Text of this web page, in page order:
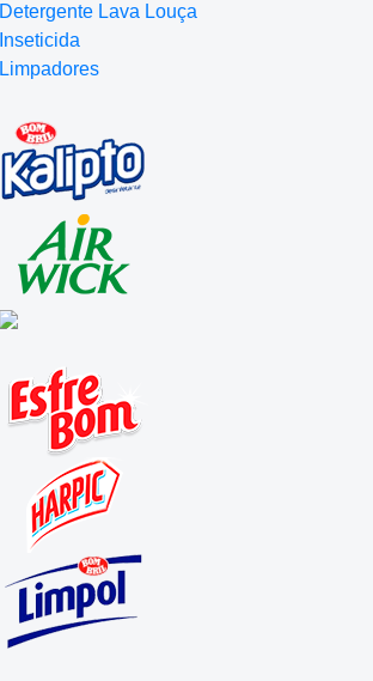
Detergente Lava Louça
Inseticida
Limpadores